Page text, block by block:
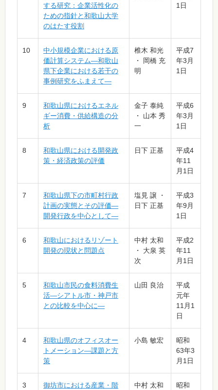
する研究：企業活性化の
ための指針と和歌山大学
のはたす役割
1日
10
中小規模企業における原
価計算システム―和歌山
県下企業における若干の
事例研究をふまえて―
椎木 和光
・ 岡橋 充
明
平成7
年3月
1日
9
和歌山県におけるエネル
ギー消費・供給構造の分
析
金子 泰純
・ 山本 秀
一
平成6
年3月
1日
8
和歌山県における開発政
策・経済政策の評価
日下 正基
平成4
年11
月1日
7
和歌山県下の市町村行政
計画の実態とその評価―
開発行政を中心として―
塩見 譲 ・
日下 正基
平成3
年9月
1日
6
和歌山におけるリゾート
開発の現状と問題点
中村 太和
・ 大泉 英
次
平成2
年11
月1日
5
和歌山市民の食料消費生
活―シアトル市・神戸市
との比較を中心に―
山田 良治
平成
元年
11月1
日
4
和歌山県のオフィスオー
トメーション―課題と方
策
小島 敏宏
昭和
63年3
月1日
3
御坊市における産業・階
中村 太和
昭和